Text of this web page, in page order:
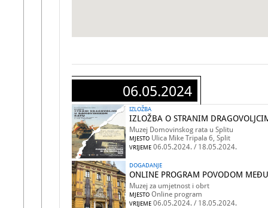
06.05.2024
IZLOŽBA
IZLOŽBA O STRANIM
Muzej Domovinskog rata u Splitu
MJESTO Ulica Mike Tripala 6, Split
VRIJEME 06.05.2024. / 18.05.2024.
DOGADANJE
ONLINE PROGRAM POVODOM
Muzej za umjetnost i obrt
MJESTO Online program
VRIJEME 06.05.2024. / 18.05.2024.